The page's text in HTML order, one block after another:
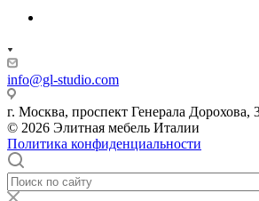
info@gl-studio.com
г. Москва, проспект Генерала Дорохова,
© 2026 Элитнaя мeбeль Итaлии
Политика конфиденциальности